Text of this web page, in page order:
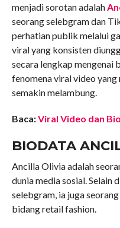
menjadi sorotan adalah
seorang selebgram dan
perhatian publik melalui
viral yang konsisten
secara lengkap mengenai
fenomena viral video
semakin melambung.
Baca:Viral Video dan
BIODATA
Ancilla Olivia adalah
dunia media sosial. Selain
selebgram, ia juga
bidang retail fashion.